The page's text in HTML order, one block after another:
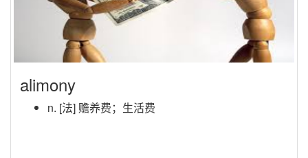
alimony
n. [法] 赡养费；生活费